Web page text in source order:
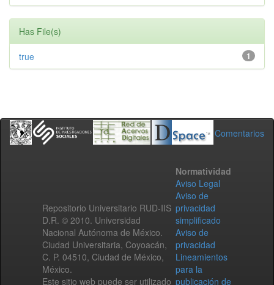
Has File(s)
1
true
Comentarios
Repositorio Universitario RUD-IIS
D.R. © 2010. Universidad
Nacional Autónoma de México.
Ciudad Universitaria, Coyoacán,
C. P. 04510, Ciudad de México,
México.
Este sitio web puede ser utilizado
Normatividad
Aviso Legal
Aviso de
privacidad
simplificado
Aviso de
privacidad
Lineamientos
para la
publicación de